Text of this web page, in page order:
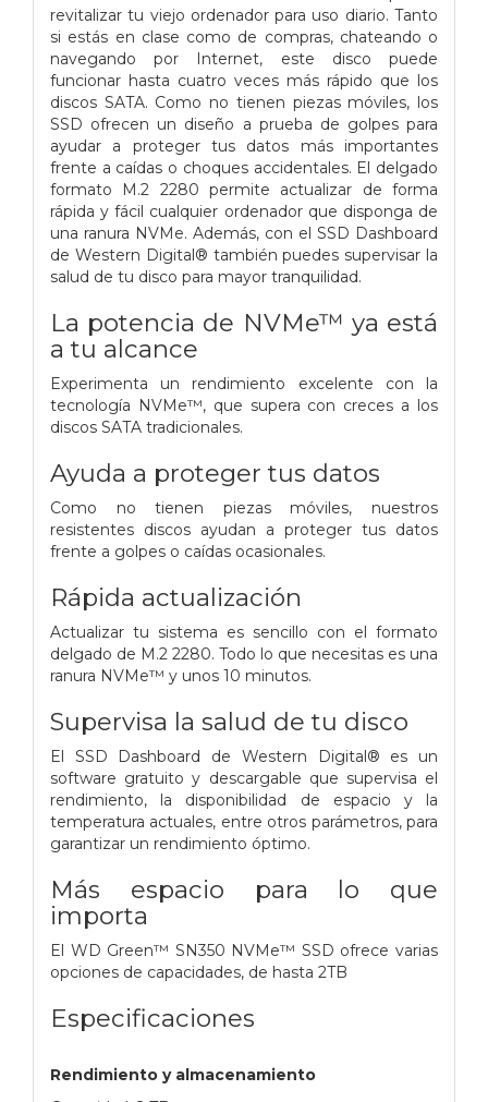
revitalizar tu viejo ordenador para uso diario. Tanto
si estás en clase como de compras, chateando o
navegando por Internet, este disco puede
funcionar hasta cuatro veces más rápido que los
discos SATA. Como no tienen piezas móviles, los
SSD ofrecen un diseño a prueba de golpes para
ayudar a proteger tus datos más importantes
frente a caídas o choques accidentales. El delgado
formato M.2 2280 permite actualizar de forma
rápida y fácil cualquier ordenador que disponga de
una ranura NVMe. Además, con el SSD Dashboard
de Western Digital® también puedes supervisar la
salud de tu disco para mayor tranquilidad.
La potencia de NVMe™ ya está
a tu alcance
Experimenta un rendimiento excelente con la
tecnología NVMe™, que supera con creces a los
discos SATA tradicionales.
Ayuda a proteger tus datos
Como no tienen piezas móviles, nuestros
resistentes discos ayudan a proteger tus datos
frente a golpes o caídas ocasionales.
Rápida actualización
Actualizar tu sistema es sencillo con el formato
delgado de M.2 2280. Todo lo que necesitas es una
ranura NVMe™ y unos 10 minutos.
Supervisa la salud de tu disco
El SSD Dashboard de Western Digital® es un
software gratuito y descargable que supervisa el
rendimiento, la disponibilidad de espacio y la
temperatura actuales, entre otros parámetros, para
garantizar un rendimiento óptimo.
Más espacio para lo que
importa
El WD Green™ SN350 NVMe™ SSD ofrece varias
opciones de capacidades, de hasta 2TB
Especificaciones
Rendimiento y almacenamiento